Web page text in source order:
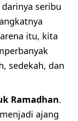
seribu
itu, kita
sedekah, dan
Ramadhan.
ajang